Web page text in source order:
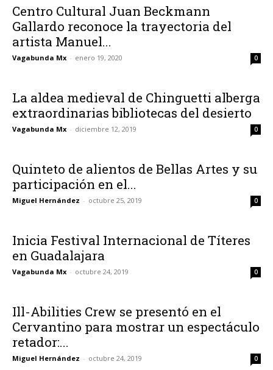
Centro Cultural Juan Beckmann
Gallardo reconoce la trayectoria del
artista Manuel...
Vagabunda Mx - enero 19, 2020 0
La aldea medieval de Chinguetti alberga
extraordinarias bibliotecas del desierto
Vagabunda Mx - diciembre 12, 2019 0
Quinteto de alientos de Bellas Artes y su
participación en el...
Miguel Hernández - octubre 25, 2019 0
Inicia Festival Internacional de Títeres
en Guadalajara
Vagabunda Mx - octubre 24, 2019 0
Ill-Abilities Crew se presentó en el
Cervantino para mostrar un espectáculo
retador:...
Miguel Hernández - octubre 24, 2019 0